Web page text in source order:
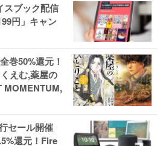
スブック配信
円」キャン
巻50%還元！
えむ,薬屋の
MOMENTUM,
セール開催
還元！Fire